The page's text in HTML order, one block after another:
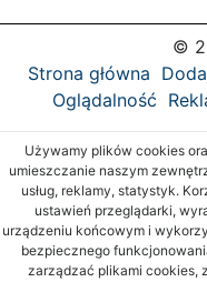
©
Strona główna
Oglądalność
Używamy plików cookies
umieszczanie naszym
usług, reklamy, statystyk.
ustawień przeglądarki,
urządzeniu końcowym i
bezpiecznego
zarządzać plikami cookies,